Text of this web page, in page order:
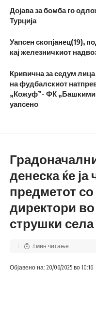
Дојава за бомба го
Турција
Уапсен скопјанец(19),
кај железничкиот
Кривична за седум
на фудбалскиот
„Кожуф”- ФК
уапсено
денеска ќе ја
предметот
директори
струшки села
Објавено на: 20/06/2025 во 10:16
3 мин читање